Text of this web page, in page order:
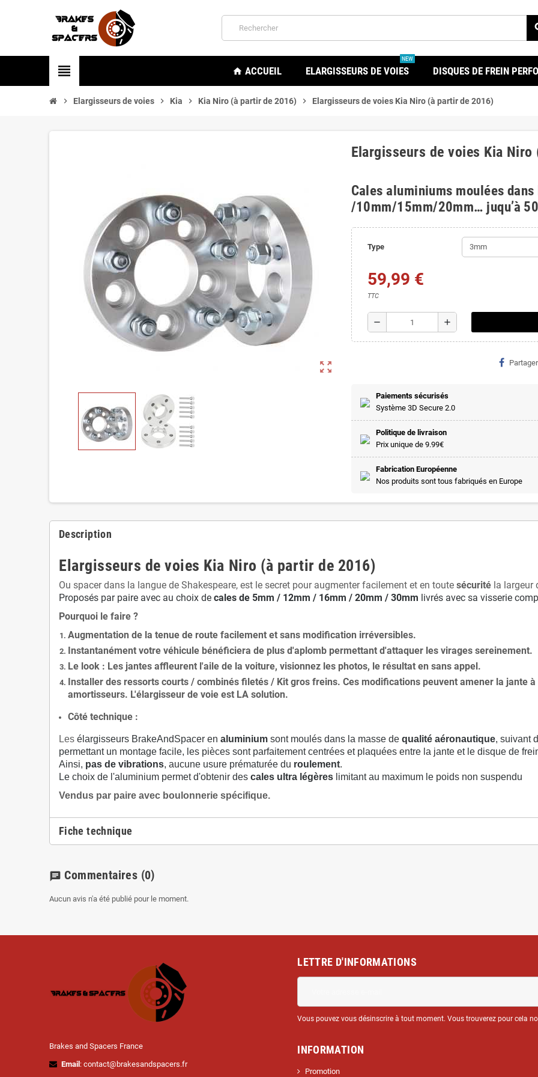
view_headline home ACCUEIL ELARGISSEURS DE VOIES
NEW
DISQUES DE FREIN
chevron_right Elargisseurs de voies chevron_right Kia chevron_right Kia Niro (à partir de 2016) chevron_right Elargisseurs de voies Kia Niro (à partir de 2016)
zoom_out_map
Elargisseurs de voies Kia
Cales aluminiums moulées
/10mm/15mm/20mm… juqu’à
Type
59,99 €
TTC
remove add
Partager
Paiements sécurisés
Système 3D Secure 2.0
Politique de livraison
Prix unique de 9.99€
Fabrication Européenne
Nos produits sont tous fabriqués en Europe
Description
Elargisseurs de voies Kia Niro (à partir de 2016)
Ou spacer dans la langue de Shakespeare, est le secret pour augmenter facilement et en toute sécurité la largeur
Proposés par paire avec au choix de cales de 5mm / 12mm / 16mm / 20mm / 30mm livrés avec sa visserie
Pourquoi le faire ?
Augmentation de la tenue de route facilement et sans modification irréversibles.
Instantanément votre véhicule bénéficiera de plus d'aplomb permettant d'attaquer les virages sereinement.
Le look : Les jantes affleurent l'aile de la voiture, visionnez les photos, le résultat en sans appel.
Installer des ressorts courts / combinés filetés / Kit gros freins. Ces modifications peuvent amener la jante
amortisseurs. L'élargisseur de voie est LA solution.
Côté technique :
Les élargisseurs BrakeAndSpacer en aluminium sont moulés dans la masse de qualité aéronautique, suivant
permettant un montage facile, les pièces sont parfaitement centrées et plaquées entre la jante et le disque de
Ainsi, pas de vibrations, aucune usure prématurée du roulement.
Le choix de l'aluminium permet d'obtenir des cales ultra légères limitant au maximum le poids non suspendu
Vendus par paire avec boulonnerie spécifique.
Fiche technique
chat Commentaires (0)
Aucun avis n'a été publié pour le moment.
Brakes and Spacers France
Email : contact@brakesandspacers.fr
LETTRE D'INFORMATIONS
Vous pouvez vous désinscrire à tout moment. Vous trouverez pour cela
INFORMATION
Promotion